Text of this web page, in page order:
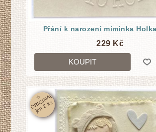
Přání k narození miminka
229 Kč
KOUPIT
☆
O
RI
GI
N
Á
L
j
e
n
2
k
s